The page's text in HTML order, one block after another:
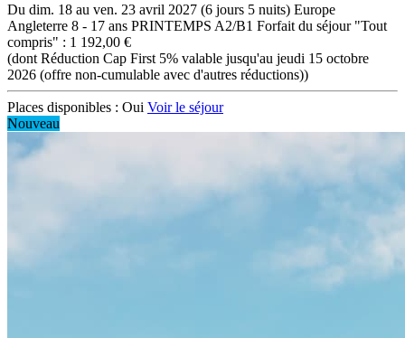
Du dim. 18 au ven. 23 avril 2027 (6 jours 5 nuits) Europe
Angleterre 8 - 17 ans PRINTEMPS A2/B1 Forfait du séjour "Tout
compris" : 1 192,00 €
(dont Réduction Cap First 5% valable jusqu'au jeudi 15 octobre
2026 (offre non-cumulable avec d'autres réductions))
Places disponibles : Oui Voir le séjour
Nouveau